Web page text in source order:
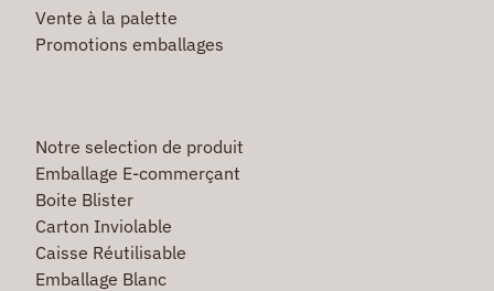
Vente à la palette
Promotions emballages
Notre selection de produit
Emballage E-commerçant
Boite Blister
Carton Inviolable
Caisse Réutilisable
Emballage Blanc